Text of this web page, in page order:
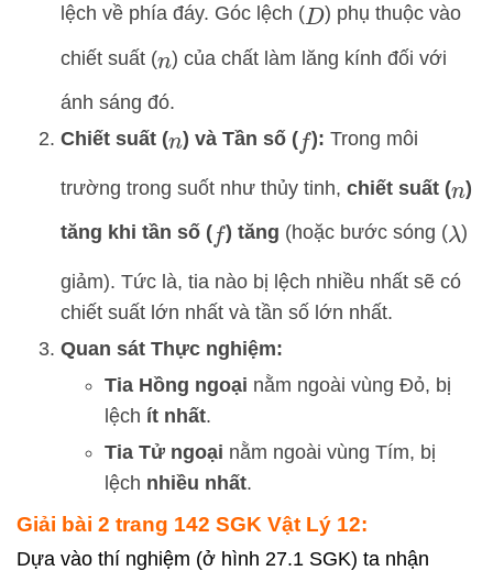
lệch về phía đáy. Góc lệch (D) phụ thuộc vào
chiết suất (n) của chất làm lăng kính đối với
ánh sáng đó.
Chiết suất (n) và Tần số (f ): Trong môi
trường trong suốt như thủy tinh, chiết suất (n)
tăng khi tần số (f ) tăng (hoặc bước sóng (λ)
giảm). Tức là, tia nào bị lệch nhiều nhất sẽ có
chiết suất lớn nhất và tần số lớn nhất.
Quan sát Thực nghiệm:
Tia Hồng ngoại nằm ngoài vùng Đỏ, bị
lệch ít nhất.
Tia Tử ngoại nằm ngoài vùng Tím, bị
lệch nhiều nhất.
Giải bài 2 trang 142 SGK Vật Lý 12:
Dựa vào thí nghiệm (ở hình 27.1 SGK) ta nhận